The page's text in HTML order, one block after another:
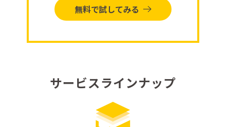
無料で試してみる
サービスラインナップ